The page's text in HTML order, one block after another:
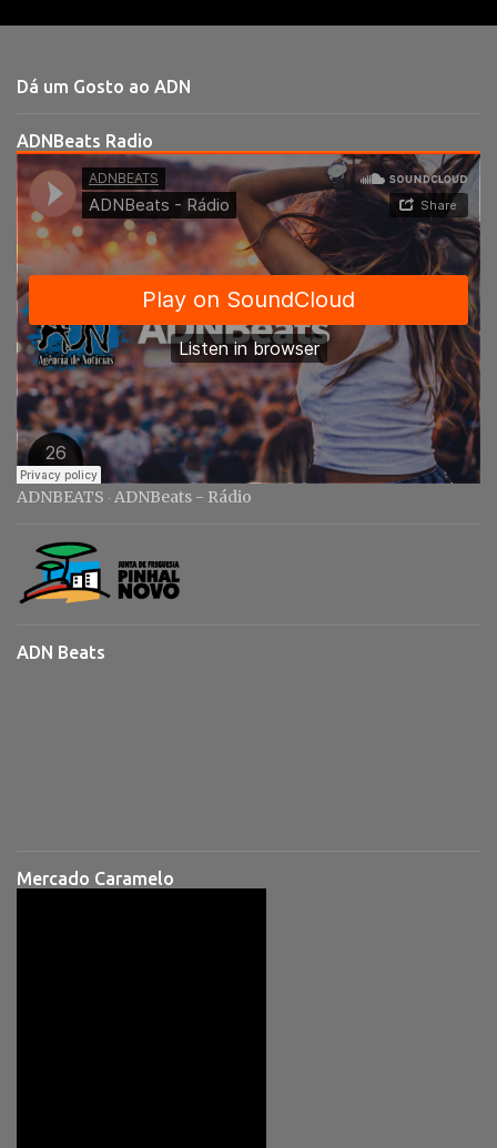
t
r
i
s
Dá um Gosto ao ADN
ADNBeats Radio
ADNBEATS · ADNBeats - Rádio
ADN Beats
Mercado Caramelo